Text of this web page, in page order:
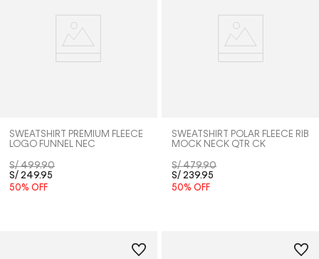
SWEATSHIRT PREMIUM FLEECE
LOGO FUNNEL NEC
S/ 499.90
S/ 249.95
50% OFF
SWEATSHIRT POLAR FLEECE RIB
MOCK NECK QTR CK
S/ 479.90
S/ 239.95
50% OFF